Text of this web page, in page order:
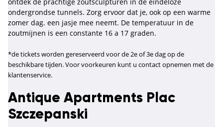
ondergrondse tunnels. Zorg ervoor dat je, ook op een warme
zomer dag. een jasje mee neemt. De temperatuur in de
zoutmijnen is een constante 16 a 17 graden.
*de tickets worden gereserveerd voor de 2e of 3e dag op de
beschikbare tijden. Voor voorkeuren kunt u contact opnemen met de
klantenservice.
Antique Apartments Plac
Szczepanski